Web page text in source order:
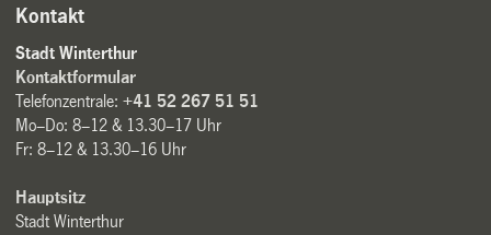
Kontakt
Stadt Winterthur
Kontaktformular
Telefonzentrale:+41 52 267 51 51
Mo–Do: 8–12 & 13.30–17 Uhr
Fr: 8–12 & 13.30–16 Uhr
Hauptsitz
Stadt Winterthur